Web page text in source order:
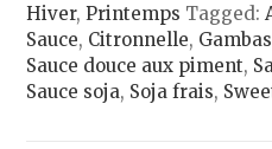
Hiver,Printemps Tagged:
Sauce, Citronnelle, Gambas
Sauce douce aux piment,
Sauce soja, Soja frais,